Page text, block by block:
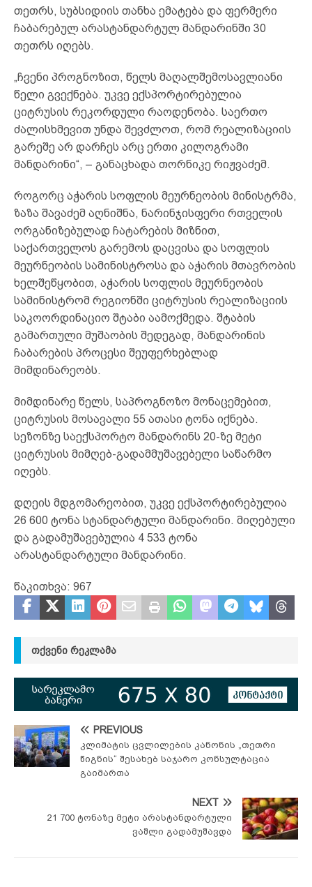
თეთრს, სუბსიდიის თანხა ემატება და ფერმერი
ჩაბარებულ არასტანდარტულ მანდარინში 30
თეთრს იღებს.
„ჩვენი პროგნოზით, წელს მაღალშემოსავლიანი
წელი გვექნება. უკვე ექსპორტირებულია
ციტრუსის რეკორდული რაოდენობა. საერთო
ძალისხმევით უნდა შევძლოთ, რომ რეალიზაციის
გარეშე არ დარჩეს არც ერთი კილოგრამი
მანდარინი“, – განაცხადა თორნიკე რიჟვაძემ.
როგორც აჭარის სოფლის მეურნეობის მინისტრმა,
ზაზა შავაძემ აღნიშნა, ნარინჯისფერი რთველის
ორგანიზებულად ჩატარების მიზნით,
საქართველოს გარემოს დაცვისა და სოფლის
მეურნეობის სამინისტროსა და აჭარის მთავრობის
ხელშეწყობით, აჭარის სოფლის მეურნეობის
სამინისტრომ რეგიონში ციტრუსის რეალიზაციის
საკოორდინაციო შტაბი აამოქმედა. შტაბის
გამართული მუშაობის შედეგად, მანდარინის
ჩაბარების პროცესი შეუფერხებლად
მიმდინარეობს.
მიმდინარე წელს, საპროგნოზო მონაცემებით,
ციტრუსის მოსავალი 55 ათასი ტონა იქნება.
სეზონზე საექსპორტო მანდარინს 20-ზე მეტი
ციტრუსის მიმღებ-გადამმუშავებელი საწარმო
იღებს.
დღეის მდგომარეობით, უკვე ექსპორტირებულია
26 600 ტონა სტანდარტული მანდარინი. მიღებული
და გადამუშავებულია 4 533 ტონა
არასტანდარტული მანდარინი.
წაკითხვა: 967
ᲗᲥᲕᲔᲜᲘ ᲠᲔᲙᲚᲐᲛᲐ
PREVIOUS
კლიმატის ცვლილების კანონის „თეთრი
წიგნის“ შესახებ საჯარო კონსულტაცია
გაიმართა
NEXT
21 700 ტონაზე მეტი არასტანდარტული
ვაშლი გადამუშავდა